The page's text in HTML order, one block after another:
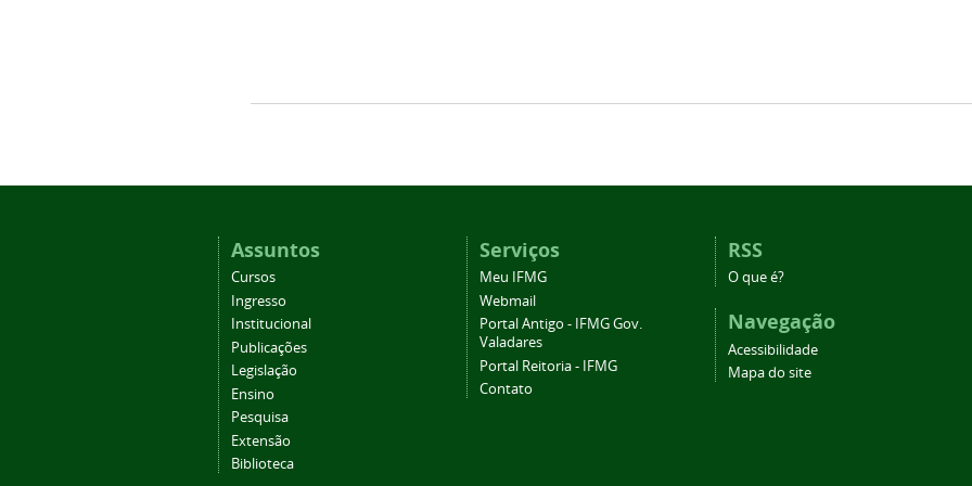
Assuntos
Cursos
Ingresso
Institucional
Publicações
Legislação
Ensino
Pesquisa
Extensão
Biblioteca
Serviços
Meu IFMG
Webmail
Portal Antigo - IFMG Gov.
Valadares
Portal Reitoria - IFMG
Contato
RSS
O que é?
Navegação
Acessibilidade
Mapa do site